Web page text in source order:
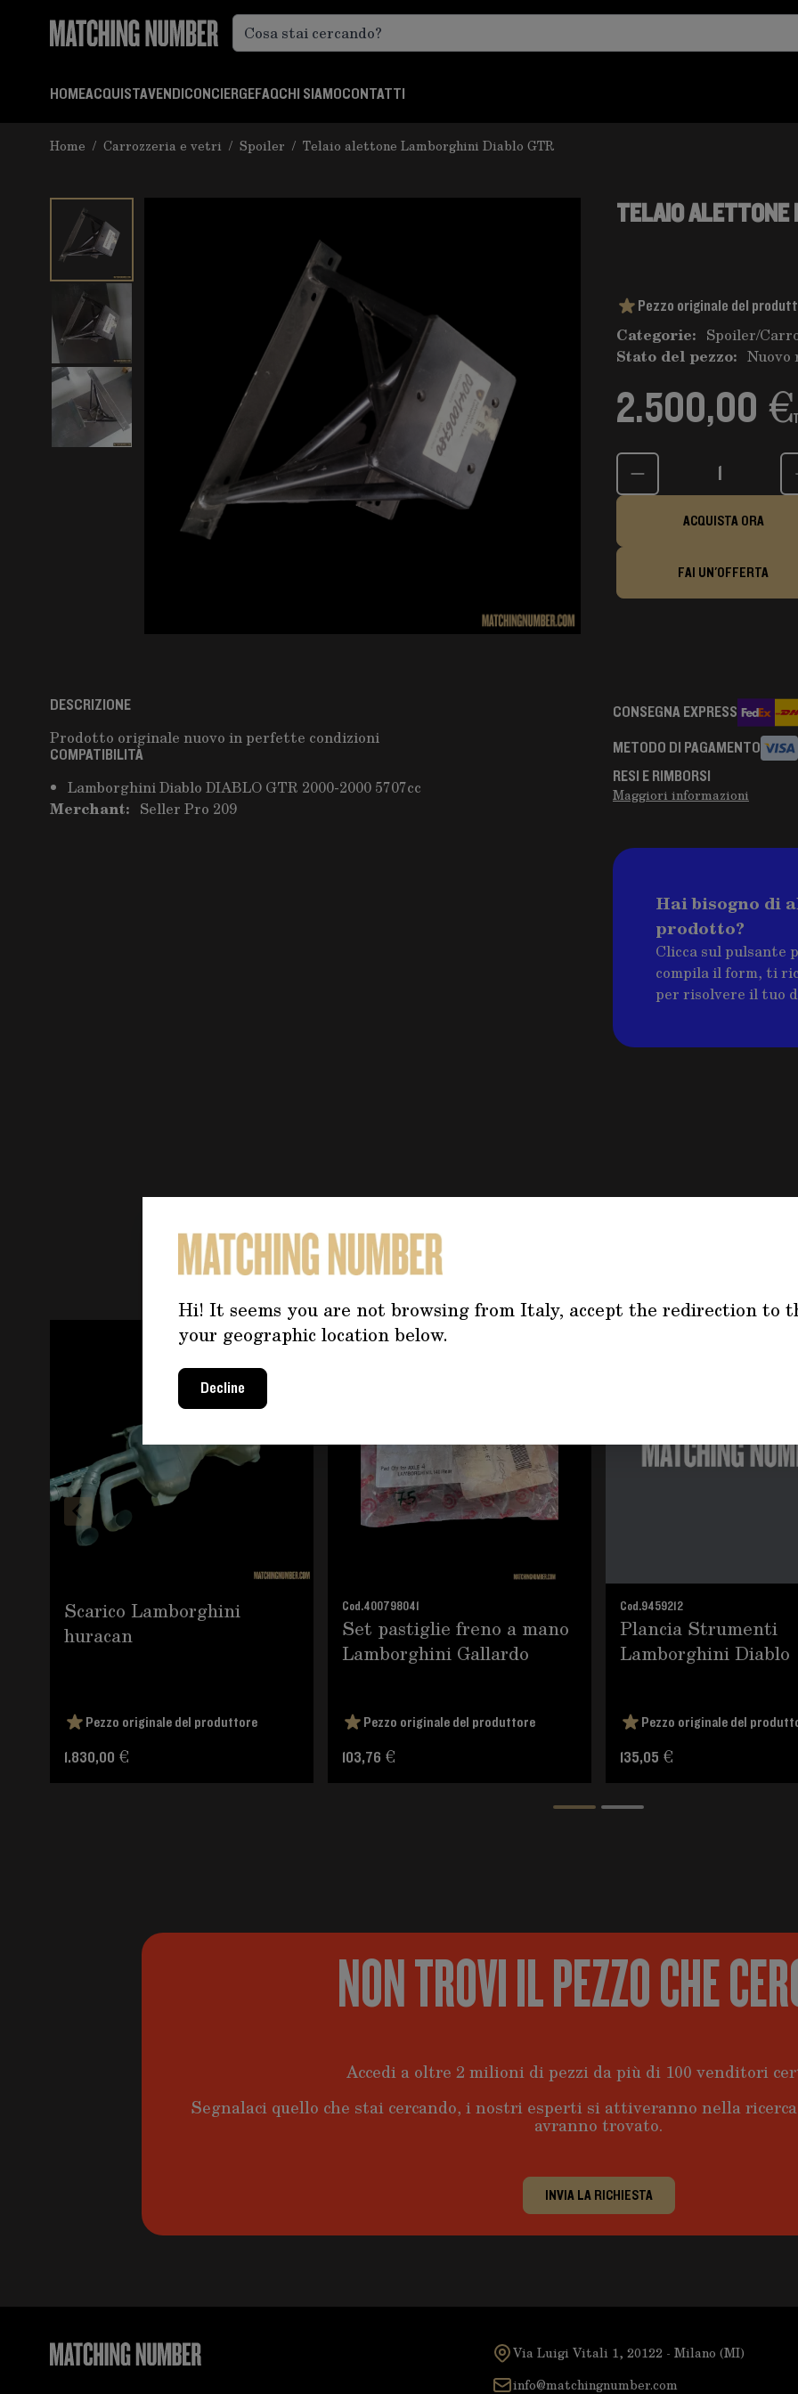
Hi! It seems you are not browsing from Italy, accept the redirection to
your geographic location below.
Decline
HOMEACQUISTAVENDICONCIERGEFAQCHI SIAMOCONTATTI
Home / Carrozzeria e vetri / Spoiler / Telaio alettone Lamborghini Diablo GTR
TELAIO ALETTONE
Pezzo originale del
Categorie: Spoiler/
Stato del pezzo:
2.500,00 €
Quantità
ACQUISTA ORA
FAI UN'OFFERTA
DESCRIZIONE
Prodotto originale nuovo in perfette condizioni
COMPATIBILITÀ
Lamborghini Diablo DIABLO GTR 2000-2000 5707cc
Merchant: Seller Pro 209
CONSEGNA EXPRESS
METODO DI PAGAMENTO
RESI E RIMBORSI
Maggiori informazioni
Hai bisogno di
prodotto?
Clicca sul pulsante
compila il form, ti
per risolvere il tuo
POTREBBE INTERESSARTI
È possibile navigare tra gli elementi del carosello utilizzando il tasto tabulazione. È possibile saltare il
Premere per saltare il carosello
Scarico Lamborghini
huracan
Pezzo originale del produttore
1.830,00 €
Cod.400798041
Set pastiglie freno a mano
Lamborghini Gallardo
Pezzo originale del produttore
103,76 €
Cod.9459212
Plancia Strumenti
Lamborghini Diablo
Pezzo originale del
135,05 €
NON TROVI IL PEZZO CHE
Accedi a oltre 2 milioni di pezzi da più di 100 venditori
Segnalaci quello che stai cercando, i nostri esperti si attiveranno nella
avranno trovato.
INVIA LA RICHIESTA
Via Luigi Vitali 1, 20122 - Milano (MI)
info@matchingnumber.com